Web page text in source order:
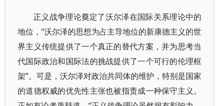
正义战争理论奠定了沃尔泽在国际关系理论中的
地位，“沃尔泽的思想为占主导地位的新康德主义的世
界主义传统提供了一个真正的替代方案，并为思考当
代国际政治和国际法的挑战提供了一个可行的伦理框
架”。可是，沃尔泽对政治共同体的维护，特别是国家
的道德权威的优先性主张也被指责成一种保守主义。